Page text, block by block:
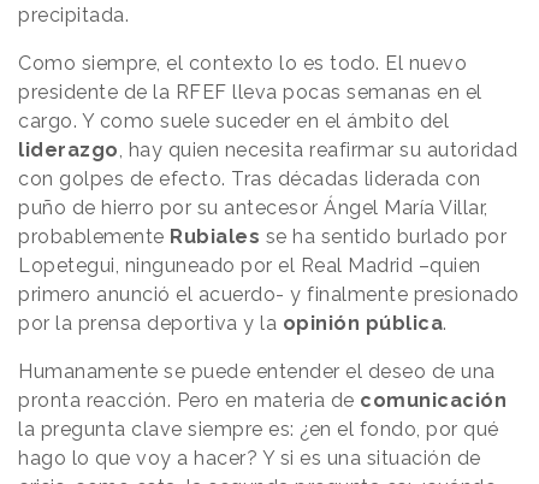
precipitada.
Como siempre, el contexto lo es todo. El nuevo
presidente de la RFEF lleva pocas semanas en el
cargo. Y como suele suceder en el ámbito del
liderazgo, hay quien necesita reafirmar su autoridad
con golpes de efecto. Tras décadas liderada con
puño de hierro por su antecesor Ángel María Villar,
probablemente Rubiales se ha sentido burlado por
Lopetegui, ninguneado por el Real Madrid –quien
primero anunció el acuerdo- y finalmente presionado
por la prensa deportiva y la opinión pública.
Humanamente se puede entender el deseo de una
pronta reacción. Pero en materia de comunicación
la pregunta clave siempre es: ¿en el fondo, por qué
hago lo que voy a hacer? Y si es una situación de